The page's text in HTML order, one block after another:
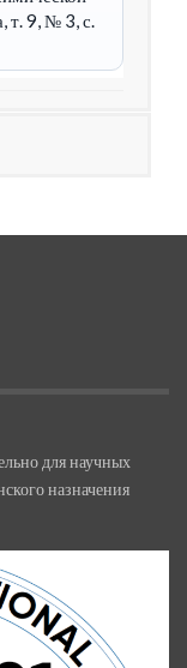
т. 9, № 3, с.
для научных
назначения